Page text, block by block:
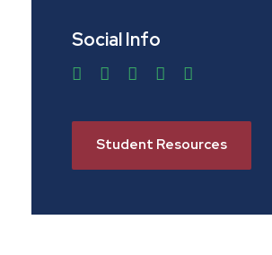
Social Info
Student Resources